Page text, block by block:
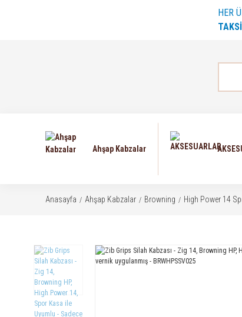
HER
Ahşap Kabzalar
Anasayfa Ahşap Kabzalar Browning High Power 14